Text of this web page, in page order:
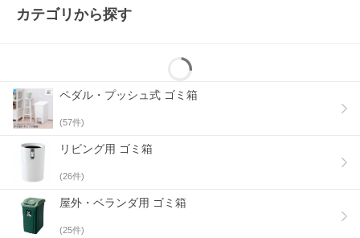
カテゴリから探す
ペダル・プッシュ式 ゴミ箱
(57件)
リビング用 ゴミ箱
(26件)
屋外・ベランダ用 ゴミ箱
(25件)